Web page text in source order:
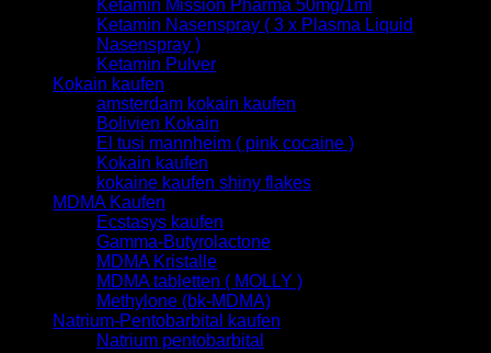
Ketamin Mission Pharma 50mg/1ml
Ketamin Nasenspray ( 3 x Plasma Liquid
Nasenspray )
Ketamin Pulver
Kokain kaufen
amsterdam kokain kaufen
Bolivien Kokain
El tusi mannheim ( pink cocaine )
Kokain kaufen
kokaine kaufen shiny flakes
MDMA Kaufen
Ecstasys kaufen
Gamma-Butyrolactone
MDMA Kristalle
MDMA tabletten ( MOLLY )
Methylone (bk-MDMA)
Natrium-Pentobarbital kaufen
Natrium pentobarbital